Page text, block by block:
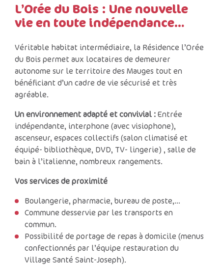
L’Orée du Bois : Une nouvelle
vie en toute indépendance…
Véritable habitat intermédiaire, la Résidence l’Orée
du Bois permet aux locataires de demeurer
autonome sur le territoire des Mauges tout en
bénéficiant d’un cadre de vie sécurisé et très
agréable.
Un environnement adapté et convivial :Entrée
indépendante, interphone (avec visiophone),
ascenseur, espaces collectifs (salon climatisé et
équipé- bibliothèque, DVD, TV- lingerie) , salle de
bain à l’italienne, nombreux rangements.
Vos services de proximité
Boulangerie, pharmacie, bureau de poste,…
Commune desservie par les transports en
commun.
Possibilité de portage de repas à domicile (menus
confectionnés par l’équipe restauration du
Village Santé Saint-Joseph).